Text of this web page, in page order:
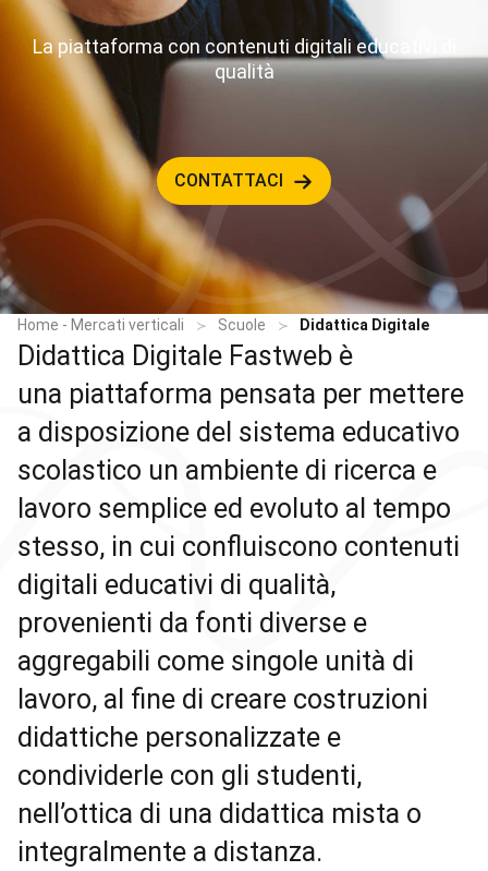
La piattaforma con contenuti digitali educativi di
qualità
CONTATTACI
Home - Mercati verticali Scuole Didattica Digitale
Didattica Digitale Fastweb è
una piattaforma pensata per mettere
a disposizione del sistema educativo
scolastico un ambiente di ricerca e
lavoro semplice ed evoluto al tempo
stesso, in cui confluiscono contenuti
digitali educativi di qualità,
provenienti da fonti diverse e
aggregabili come singole unità di
lavoro, al fine di creare costruzioni
didattiche personalizzate e
condividerle con gli studenti,
nell’ottica di una didattica mista o
integralmente a distanza.